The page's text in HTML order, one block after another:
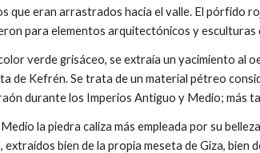
que eran arrastrados hacia el valle. El pórfido
para elementos arquitectónicos y
verde grisáceo, se extraía un yacimiento al
de Kefrén. Se trata de un material pétreo
durante los Imperios Antiguo y Medio; más
la piedra caliza más empleada por su
bien de la propia meseta de Giza, bien